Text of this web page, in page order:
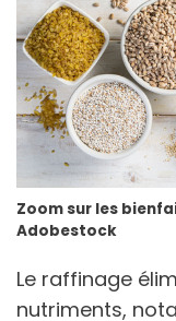
Zoom sur les
Adobestock
Le raffinage
nutriments,